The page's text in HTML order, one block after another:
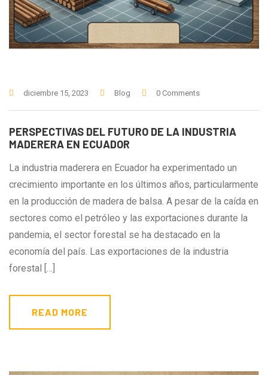
diciembre 15, 2023 Blog 0 Comments
PERSPECTIVAS DEL FUTURO DE LA INDUSTRIA
MADERERA EN ECUADOR
La industria maderera en Ecuador ha experimentado un
crecimiento importante en los últimos años, particularmente
en la producción de madera de balsa. A pesar de la caída en
sectores como el petróleo y las exportaciones durante la
pandemia, el sector forestal se ha destacado en la
economía del país. Las exportaciones de la industria
forestal […]
READ MORE